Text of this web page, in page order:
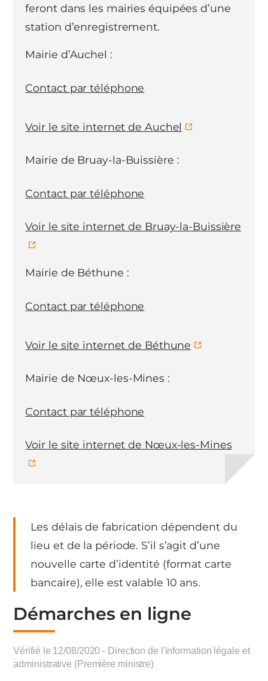
Les délais de fabrication dépendent du
lieu et de la période. S’il s’agit d’une
nouvelle carte d’identité (format carte
bancaire), elle est valable 10 ans.
Démarches en ligne
Vérifié le 12/08/2020 - Direction de l'information légale et
administrative (Première ministre)
feront dans les mairies équipées d’une
station d’enregistrement.
Mairie d’Auchel :
Contact par téléphone
Voir le site internet de Auchel
Mairie de Bruay-la-Buissière :
Contact par téléphone
Voir le site internet de Bruay-la-Buissière
Mairie de Béthune :
Contact par téléphone
Voir le site internet de Béthune
Mairie de Nœux-les-Mines :
Contact par téléphone
Voir le site internet de Nœux-les-Mines